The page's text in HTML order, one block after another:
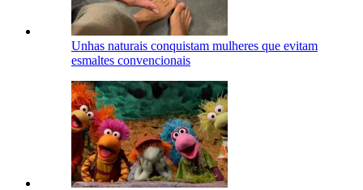
Unhas naturais conquistam mulheres que evitam
esmaltes convencionais